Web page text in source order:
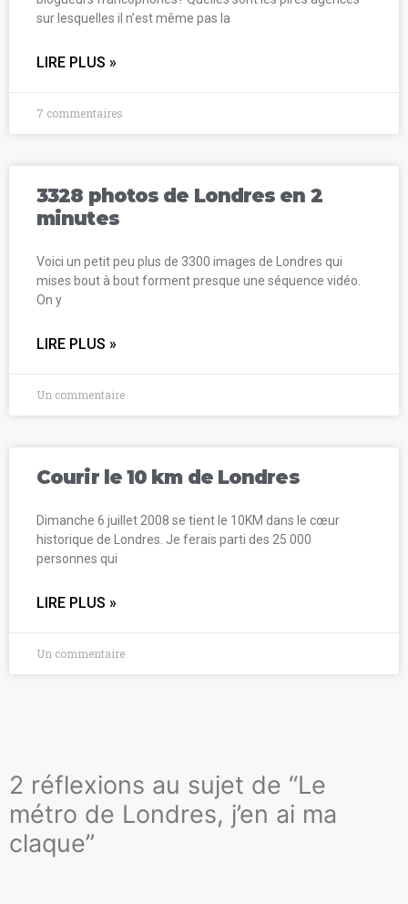
sur lesquelles il n’est même pas la
LIRE PLUS »
7 commentaires
3328 photos de Londres en 2
minutes
Voici un petit peu plus de 3300 images de Londres qui
mises bout à bout forment presque une séquence vidéo.
On y
LIRE PLUS »
Un commentaire
Courir le 10 km de Londres
Dimanche 6 juillet 2008 se tient le 10KM dans le cœur
historique de Londres. Je ferais parti des 25 000
personnes qui
LIRE PLUS »
Un commentaire
2 réflexions au sujet de “Le
métro de Londres, j’en ai ma
claque”